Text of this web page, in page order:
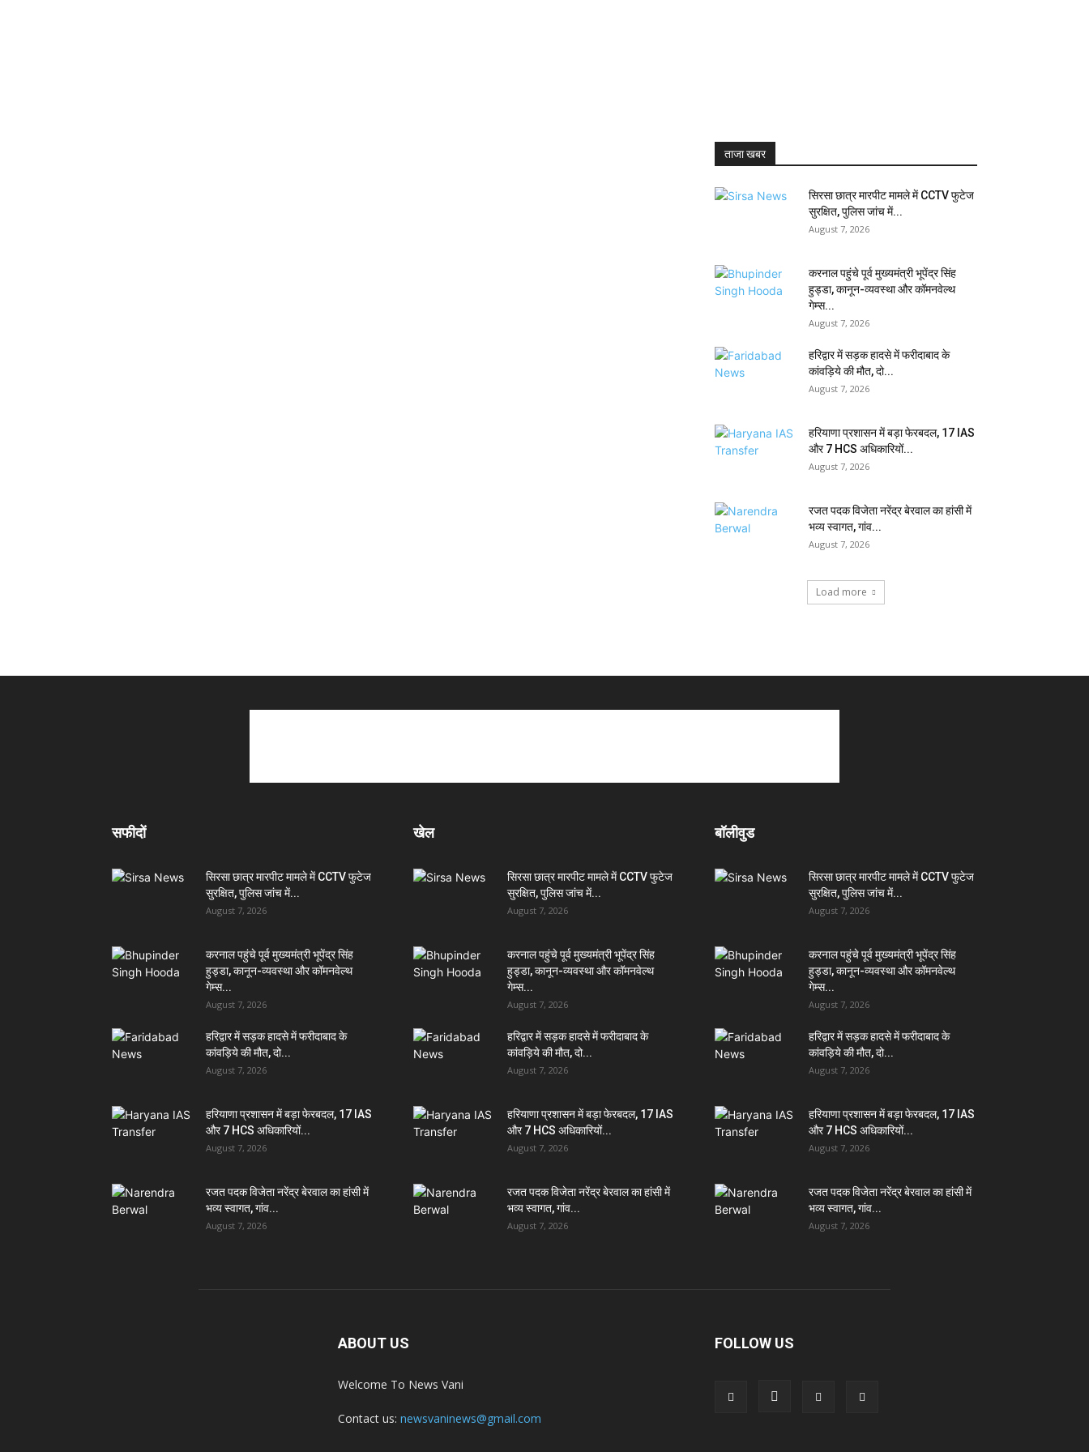
ताजा खबर
सिरसा छात्र मारपीट मामले में CCTV फुटेज
सुरक्षित, पुलिस जांच में...
August 7, 2026
करनाल पहुंचे पूर्व मुख्यमंत्री भूपेंद्र सिंह
हुड्डा, कानून-व्यवस्था और कॉमनवेल्थ
गेम्स...
August 7, 2026
हरिद्वार में सड़क हादसे में फरीदाबाद के
कांवड़िये की मौत, दो...
August 7, 2026
हरियाणा प्रशासन में बड़ा फेरबदल, 17 IAS
और 7 HCS अधिकारियों...
August 7, 2026
रजत पदक विजेता नरेंद्र बेरवाल का हांसी में
भव्य स्वागत, गांव...
August 7, 2026
Load more
सफीदों
सिरसा छात्र मारपीट मामले में CCTV फुटेज
सुरक्षित, पुलिस जांच में...
August 7, 2026
करनाल पहुंचे पूर्व मुख्यमंत्री भूपेंद्र सिंह
हुड्डा, कानून-व्यवस्था और कॉमनवेल्थ
गेम्स...
August 7, 2026
हरिद्वार में सड़क हादसे में फरीदाबाद के
कांवड़िये की मौत, दो...
August 7, 2026
हरियाणा प्रशासन में बड़ा फेरबदल, 17 IAS
और 7 HCS अधिकारियों...
August 7, 2026
रजत पदक विजेता नरेंद्र बेरवाल का हांसी में
भव्य स्वागत, गांव...
August 7, 2026
खेल
सिरसा छात्र मारपीट मामले में CCTV फुटेज
सुरक्षित, पुलिस जांच में...
August 7, 2026
करनाल पहुंचे पूर्व मुख्यमंत्री भूपेंद्र सिंह
हुड्डा, कानून-व्यवस्था और कॉमनवेल्थ
गेम्स...
August 7, 2026
हरिद्वार में सड़क हादसे में फरीदाबाद के
कांवड़िये की मौत, दो...
August 7, 2026
हरियाणा प्रशासन में बड़ा फेरबदल, 17 IAS
और 7 HCS अधिकारियों...
August 7, 2026
रजत पदक विजेता नरेंद्र बेरवाल का हांसी में
भव्य स्वागत, गांव...
August 7, 2026
बॉलीवुड
सिरसा छात्र मारपीट मामले में CCTV फुटेज
सुरक्षित, पुलिस जांच में...
August 7, 2026
करनाल पहुंचे पूर्व मुख्यमंत्री भूपेंद्र सिंह
हुड्डा, कानून-व्यवस्था और कॉमनवेल्थ
गेम्स...
August 7, 2026
हरिद्वार में सड़क हादसे में फरीदाबाद के
कांवड़िये की मौत, दो...
August 7, 2026
हरियाणा प्रशासन में बड़ा फेरबदल, 17 IAS
और 7 HCS अधिकारियों...
August 7, 2026
रजत पदक विजेता नरेंद्र बेरवाल का हांसी में
भव्य स्वागत, गांव...
August 7, 2026
ABOUT US
Welcome To News Vani
Contact us: newsvaninews@gmail.com
FOLLOW US